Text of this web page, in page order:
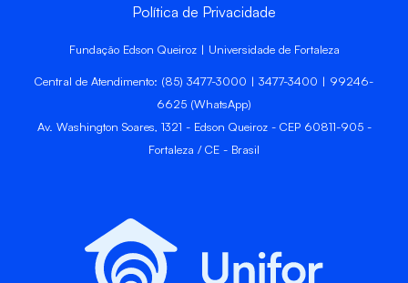
Política de Privacidade
Fundação Edson Queiroz | Universidade de Fortaleza
Central de Atendimento: (85) 3477-3000 | 3477-3400 | 99246-
6625 (WhatsApp)
Av. Washington Soares, 1321 - Edson Queiroz - CEP 60811-905 -
Fortaleza / CE - Brasil